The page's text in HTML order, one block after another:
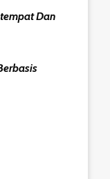
Dan